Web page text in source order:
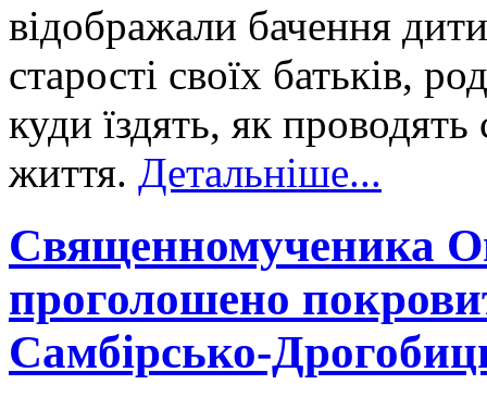
відображали бачення
старості своїх батьків,
куди їздять, як проводять
життя. Детальніше...
Священномученика
проголошено
Самбірсько-